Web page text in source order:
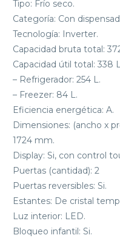
Tipo: Frío seco.
Categoría: Con
Tecnología: Inverter.
Capacidad bruta total:
Capacidad útil total: 338
– Refrigerador: 254 L.
– Freezer: 84 L.
Eficiencia energética: A.
Dimensiones: (ancho x
1724 mm.
Display: Si, con control
Puertas (cantidad): 2
Puertas reversibles: Si.
Estantes: De cristal
Luz interior: LED.
Bloqueo infantil: Si.